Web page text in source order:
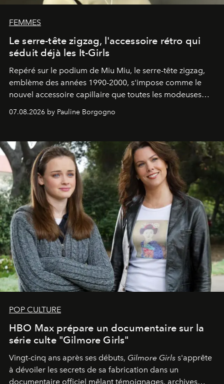
FEMMES
Le serre-tête zigzag, l'accessoire rétro qui
séduit déjà les It-Girls
Repéré sur le podium de Miu Miu, le serre-tête zigzag,
emblème des années 1990-2000, s'impose comme le
nouvel accessoire capillaire que toutes les modeuses
07.08.2026 by Pauline Borgogno
POP CULTURE
HBO Max prépare un documentaire sur la
série culte "Gilmore Girls"
Vingt-cinq ans après ses débuts, Gilmore Girls s'apprête
à dévoiler les secrets de sa fabrication dans un
documentaire officiel mêlant témoignages, archives